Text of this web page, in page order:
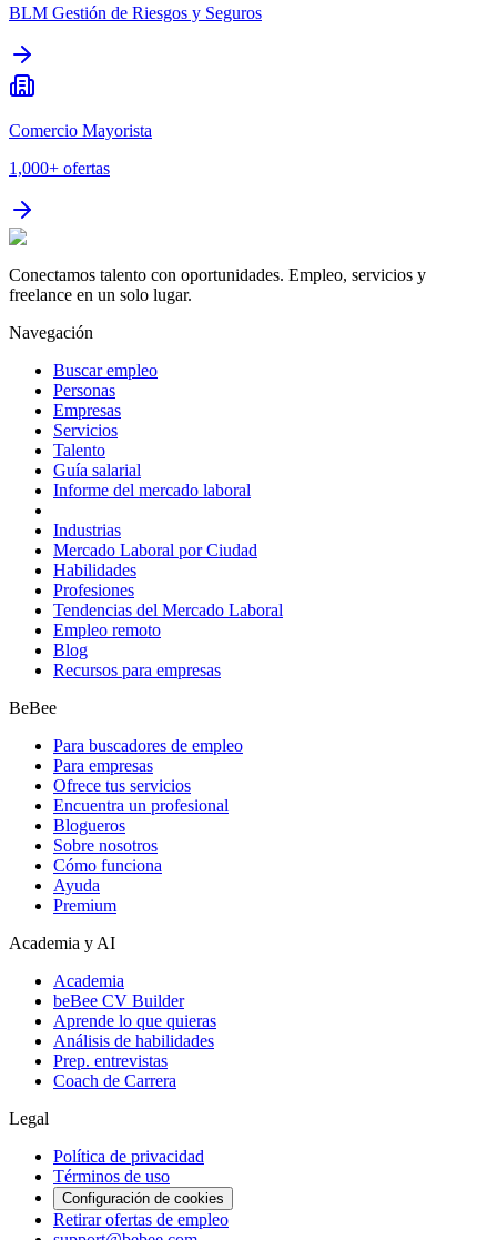
BLM Gestión de Riesgos y Seguros
Comercio Mayorista
1,000+ ofertas
Conectamos talento con oportunidades. Empleo, servicios y
freelance en un solo lugar.
Navegación
Buscar empleo
Personas
Empresas
Servicios
Talento
Guía salarial
Informe del mercado laboral
Industrias
Mercado Laboral por Ciudad
Habilidades
Profesiones
Tendencias del Mercado Laboral
Empleo remoto
Blog
Recursos para empresas
BeBee
Para buscadores de empleo
Para empresas
Ofrece tus servicios
Encuentra un profesional
Blogueros
Sobre nosotros
Cómo funciona
Ayuda
Premium
Academia y AI
Academia
beBee CV Builder
Aprende lo que quieras
Análisis de habilidades
Prep. entrevistas
Coach de Carrera
Legal
Política de privacidad
Términos de uso
Configuración de cookies
Retirar ofertas de empleo